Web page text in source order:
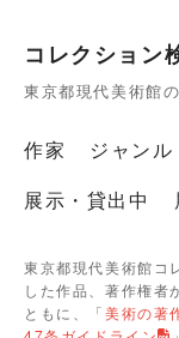
コレクション
東京都現代美術館
作家 ジャンル
展示・貸出中
東京都現代美術館コ
した作品、著作権者
ともに、「美術の著